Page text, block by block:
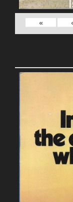
›
»